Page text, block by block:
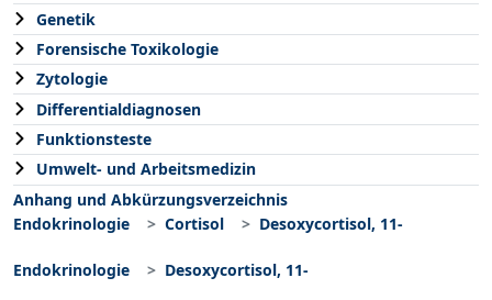
Genetik
Forensische Toxikologie
Zytologie
Differentialdiagnosen
Funktionsteste
Umwelt- und Arbeitsmedizin
Anhang und Abkürzungsverzeichnis
Endokrinologie
Cortisol Desoxycortisol, 11-
Endokrinologie Desoxycortisol, 11-